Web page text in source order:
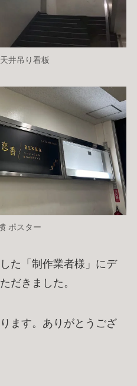
井吊り看板
ポスター
た「制作業者様」にデ
だきました。
ます。ありがとうござ